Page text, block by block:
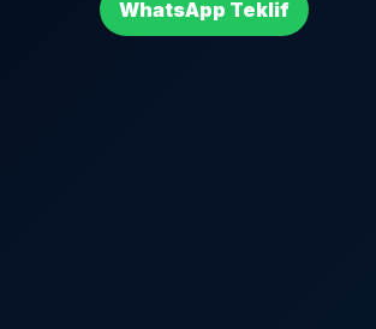
WhatsApp Teklif